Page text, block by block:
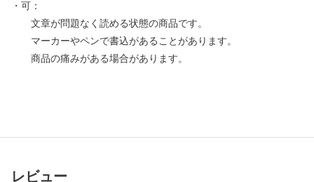
・可：
文章が問題なく読める状態の商品です。
マーカーやペンで書込があることがあります。
商品の痛みがある場合があります。
レビュー